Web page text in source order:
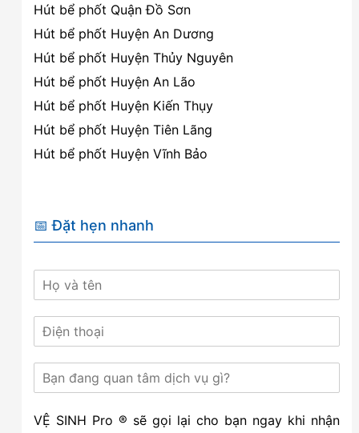
Hút bể phốt Quận Đồ Sơn
Hút bể phốt Huyện An Dương
Hút bể phốt Huyện Thủy Nguyên
Hút bể phốt Huyện An Lão
Hút bể phốt Huyện Kiến Thụy
Hút bể phốt Huyện Tiên Lãng
Hút bể phốt Huyện Vĩnh Bảo
📅 Đặt hẹn nhanh
VỆ SINH Pro ® sẽ gọi lại cho bạn ngay khi nhận